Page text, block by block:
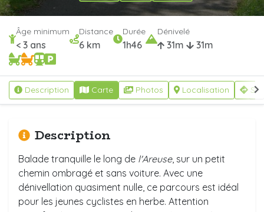
Âge minimum
< 3 ans
Distance
6 km
Durée
1h46
Dénivelé
31m 31m
Description Carte Photos Localisation S'y
Description
Balade tranquille le long de l'Areuse, sur un petit
chemin ombragé et sans voiture. Avec une
dénivellation quasiment nulle, ce parcours est idéal
pour les jeunes cyclistes en herbe. Attention